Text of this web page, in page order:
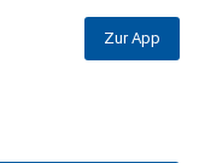
Zur App